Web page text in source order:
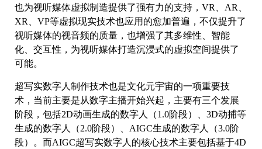
也为视听媒体虚拟制造提供了强有力的支持，VR、AR、
XR、VP等虚拟现实技术也应用的愈加普遍，不仅提升了
视听媒体的视音频的质量，也增强了其多维性、智能
化、交互性，为视听媒体打造沉浸式的虚拟空间提供了
可能。
超写实数字人制作技术也是文化元宇宙的一项重要技
术，当前主要是从数字主播开始兴起，主要有三个发展
阶段，包括2D动画生成的数字人（1.0阶段）、3D动捕等
生成的数字人（2.0阶段）、AIGC生成的数字人（3.0阶
段）。而AIGC超写实数字人的核心技术主要包括基于4D